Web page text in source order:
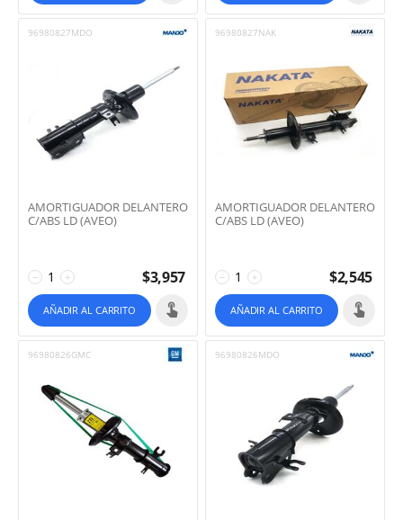
96980827MDO
AMORTIGUADOR DELANTERO
C/ABS LD (AVEO)
+
− $3,957
AÑADIR AL CARRITO
96980827NAK
AMORTIGUADOR DELANTERO
C/ABS LD (AVEO)
+
− $2,545
AÑADIR AL CARRITO
96980826GMC 96980826MDO